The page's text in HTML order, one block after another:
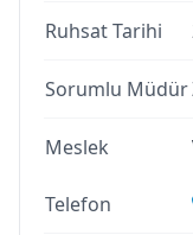
Ruhsat Tarihi
Sorumlu Müdür
Meslek
Telefon